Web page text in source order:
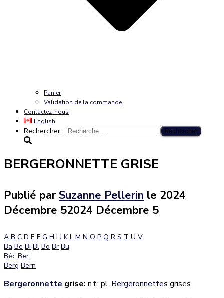
Panier
Validation de la commande
Contactez-nous
English
Rechercher :
BERGERONNETTE GRISE
Publié parSuzanne Pellerin le 2024
Décembre 52024 Décembre 5
A B C D E F G H I J K L M N O P Q R S T U V
Ba Be Bi Bl Bo Br Bu
Béc Ber
Berg Bern
Bergeronnette grise: n.f.; pl. Bergeronnettes grises.